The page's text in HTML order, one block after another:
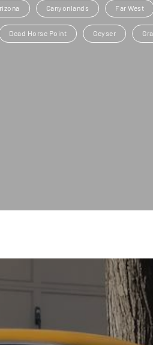
Canyonlands Far West
Dead Horse Point Geyser